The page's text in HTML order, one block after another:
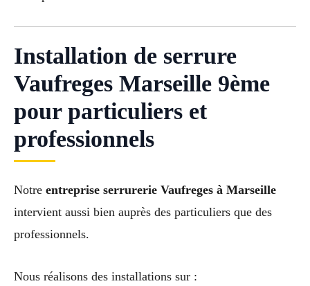
Installation de serrure
Vaufreges Marseille 9ème
pour particuliers et
professionnels
Notre entreprise serrurerie Vaufreges à Marseille
intervient aussi bien auprès des particuliers que des
professionnels.
Nous réalisons des installations sur :